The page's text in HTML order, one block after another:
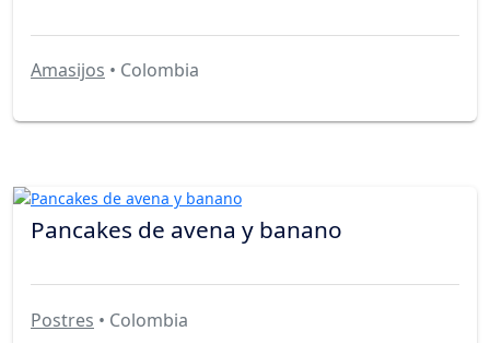
Amasijos • Colombia
Pancakes de avena y banano
Postres • Colombia